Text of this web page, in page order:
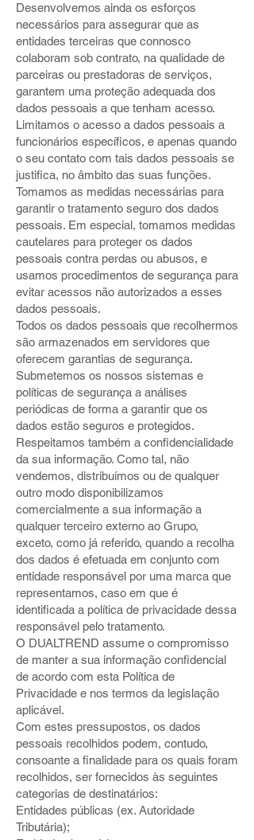
Desenvolvemos ainda os esforços
necessários para assegurar que as
entidades terceiras que connosco
colaboram sob contrato, na qualidade de
parceiras ou prestadoras de serviços,
garantem uma proteção adequada dos
dados pessoais a que tenham acesso.
Limitamos o acesso a dados pessoais a
funcionários específicos, e apenas quando
o seu contato com tais dados pessoais se
justifica, no âmbito das suas funções.
Tomamos as medidas necessárias para
garantir o tratamento seguro dos dados
pessoais. Em especial, tomamos medidas
cautelares para proteger os dados
pessoais contra perdas ou abusos, e
usamos procedimentos de segurança para
evitar acessos não autorizados a esses
dados pessoais.
Todos os dados pessoais que recolhermos
são armazenados em servidores que
oferecem garantias de segurança.
Submetemos os nossos sistemas e
políticas de segurança a análises
periódicas de forma a garantir que os
dados estão seguros e protegidos.
Respeitamos também a confidencialidade
da sua informação. Como tal, não
vendemos, distribuímos ou de qualquer
outro modo disponibilizamos
comercialmente a sua informação a
qualquer terceiro externo ao Grupo,
exceto, como já referido, quando a recolha
dos dados é efetuada em conjunto com
entidade responsável por uma marca que
representamos, caso em que é
identificada a política de privacidade dessa
responsável pelo tratamento.
O DUALTREND assume o compromisso
de manter a sua informação confidencial
de acordo com esta Política de
Privacidade e nos termos da legislação
aplicável.
Com estes pressupostos, os dados
pessoais recolhidos podem, contudo,
consoante a finalidade para os quais foram
recolhidos, ser fornecidos às seguintes
categorias de destinatários:
Entidades públicas (ex. Autoridade
Tributária);